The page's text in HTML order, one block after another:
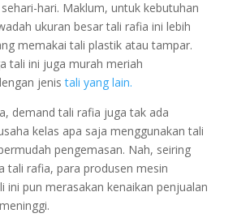
hari. Maklum, untuk kebutuhan
ukuran besar tali rafia ini lebih
memakai tali plastik atau tampar.
tali ini juga murah meriah
jenistali yang lain.
demand tali rafia juga tak ada
kelas apa saja menggunakan tali
pengemasan. Nah, seiring
tali rafia, para produsen mesin
ini pun merasakan kenaikan penjualan